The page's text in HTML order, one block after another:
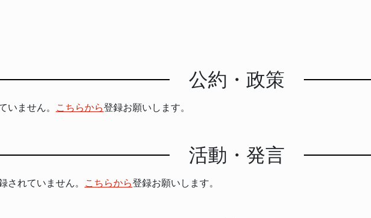
公約・政策
いません。 こちらから登録お願いします。
活動・発言
されていません。 こちらから登録お願いします。